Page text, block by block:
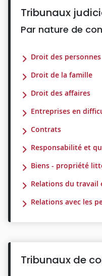
Tribunaux
Par nature de
Droit des personnes
Droit de la famille
Droit des affaires
Entreprises en
Contrats
Responsabilité et
Biens - propriété
Relations du
Relations avec les
Tribunaux de